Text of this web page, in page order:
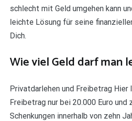
schlecht mit Geld umgehen kann
leichte Lösung für seine
Dich.
Wie viel Geld darf man
Privatdarlehen und Freibetrag
Freibetrag nur bei 20.000 Euro und
Schenkungen innerhalb von zehn